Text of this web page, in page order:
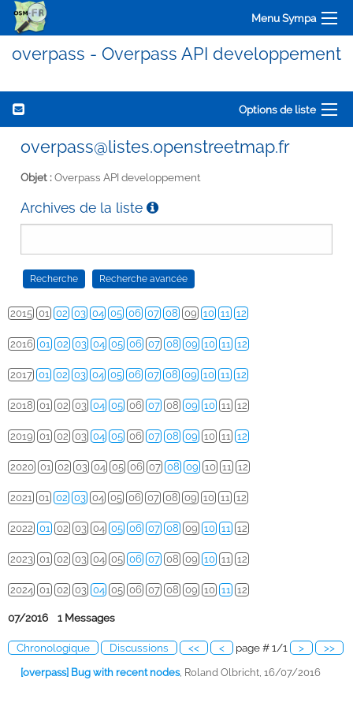
Menu Sympa
overpass - Overpass API developpement
Options de liste
overpass@listes.openstreetmap.fr
Objet :Overpass API developpement
Archives de la liste
2015 01 02 03 04 05 06 07 08 09 10 11 12
2016 01 02 03 04 05 06 07 08 09 10 11 12
2017 01 02 03 04 05 06 07 08 09 10 11 12
2018 01 02 03 04 05 06 07 08 09 10 11 12
2019 01 02 03 04 05 06 07 08 09 10 11 12
2020 01 02 03 04 05 06 07 08 09 10 11 12
2021 01 02 03 04 05 06 07 08 09 10 11 12
2022 01 02 03 04 05 06 07 08 09 10 11 12
2023 01 02 03 04 05 06 07 08 09 10 11 12
2024 01 02 03 04 05 06 07 08 09 10 11 12
07/2016 1 Messages
Chronologique Discussions << < page # 1/1 > >>
[overpass] Bug with recent nodes, Roland Olbricht, 16/07/2016